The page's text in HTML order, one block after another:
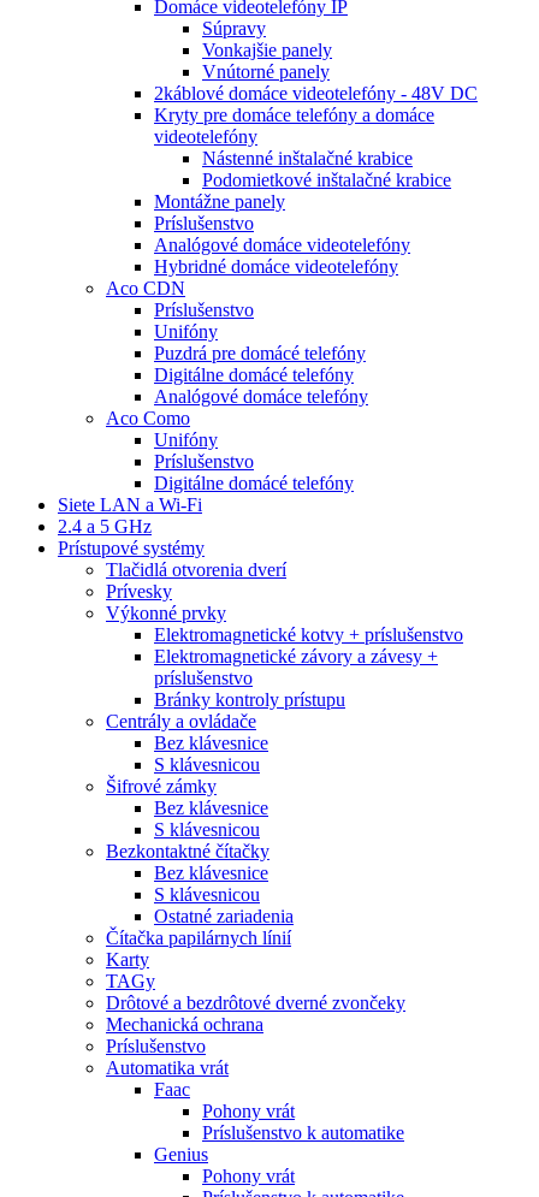
Domáce videotelefóny IP
Súpravy
Vonkajšie panely
Vnútorné panely
2káblové domáce videotelefóny - 48V DC
Kryty pre domáce telefóny a domáce
videotelefóny
Nástenné inštalačné krabice
Podomietkové inštalačné krabice
Montážne panely
Príslušenstvo
Analógové domáce videotelefóny
Hybridné domáce videotelefóny
Aco CDN
Príslušenstvo
Unifóny
Puzdrá pre domácé telefóny
Digitálne domácé telefóny
Analógové domáce telefóny
Aco Como
Unifóny
Príslušenstvo
Digitálne domácé telefóny
Siete LAN a Wi-Fi
2.4 a 5 GHz
Prístupové systémy
Tlačidlá otvorenia dverí
Prívesky
Výkonné prvky
Elektromagnetické kotvy + príslušenstvo
Elektromagnetické závory a závesy +
príslušenstvo
Bránky kontroly prístupu
Centrály a ovládače
Bez klávesnice
S klávesnicou
Šifrové zámky
Bez klávesnice
S klávesnicou
Bezkontaktné čítačky
Bez klávesnice
S klávesnicou
Ostatné zariadenia
Čítačka papilárnych línií
Karty
TAGy
Drôtové a bezdrôtové dverné zvončeky
Mechanická ochrana
Príslušenstvo
Automatika vrát
Faac
Pohony vrát
Príslušenstvo k automatike
Genius
Pohony vrát